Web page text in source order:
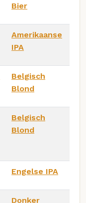
Bier
Amerikaanse
IPA
Belgisch
Blond
Belgisch
Blond
Engelse IPA
Donker